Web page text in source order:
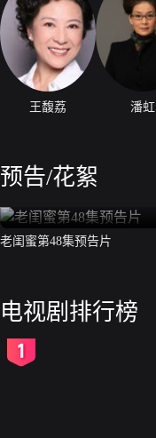
王馥荔 潘虹
预告/花絮
老闺蜜第48集预告片
电视剧排行榜